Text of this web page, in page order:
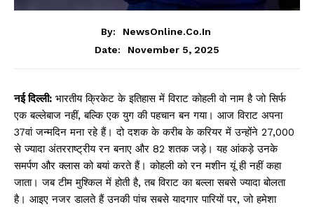
By:
NewsOnline.co.in
Date:
November 5, 2025
नई दिल्ली: भारतीय क्रिकेट के इतिहास में विराट कोहली वो नाम है जो सिर्फ
एक बल्लेबाज नहीं, बल्कि एक युग की पहचान बन गया। आज विराट अपना
37वां जन्मदिन मना रहे हैं। दो दशक के करीब के करियर में उन्होंने 27,000
से ज्यादा अंतरराष्ट्रीय रन बनाए और 82 शतक जड़े। यह आंकड़े उनके
समर्पण और क्लास को बयां करते हैं। कोहली को रन मशीन यूं ही नहीं कहा
जाता। जब टीम मुश्किल में होती है, तब विराट का बल्ला सबसे ज्यादा बोलता
है। आइए नजर डालते हैं उनकी पांच सबसे यादगार पारियों पर, जो हमेशा